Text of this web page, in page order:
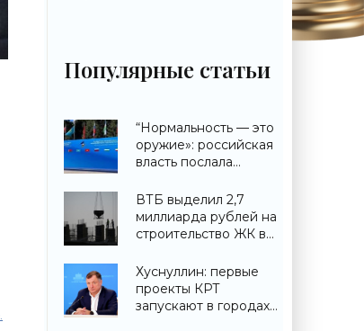
Популярные статьи
“Нормальность — это
оружие»: российская
власть послала
сигнал гражданам -
«Недвижимость»
ВТБ выделил 2,7
миллиарда рублей на
строительство ЖК в
«Строительство»
Хуснуллин: первые
проекты КРТ
запускают в городах